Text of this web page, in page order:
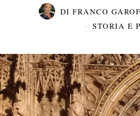
DI FRANCO
STORIA E